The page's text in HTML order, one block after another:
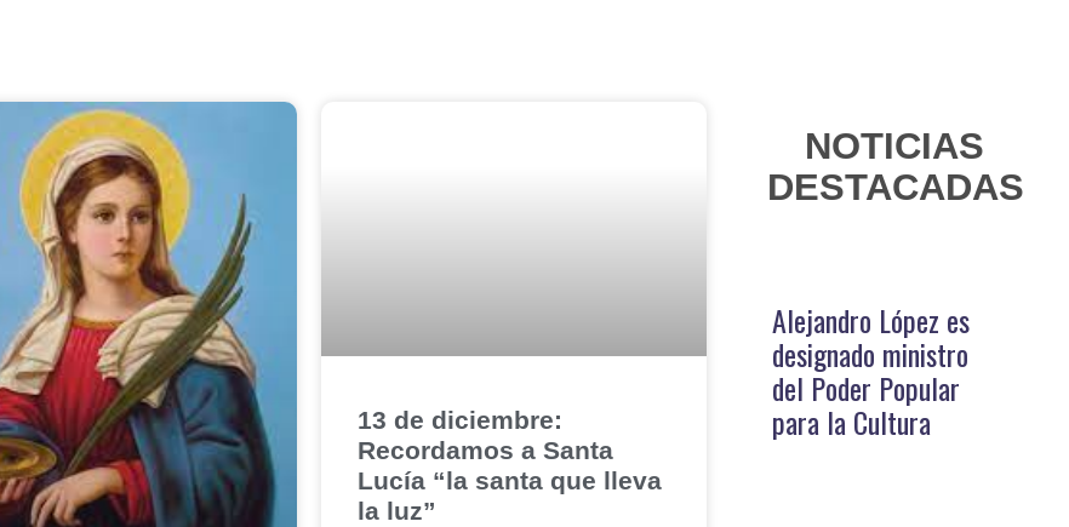
13 de diciembre:
Recordamos a Santa
Lucía “la santa que lleva
la luz”
NOTICIAS
DESTACADAS
Alejandro López es
designado ministro
del Poder Popular
para la Cultura